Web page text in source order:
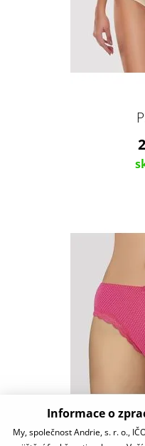
Informace o
My, společnost Andrie, s. r. o.,